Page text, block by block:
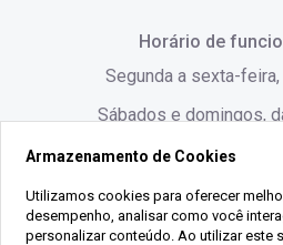
Rua Lauro Linhares, 1080 -
SC
(48) 3220-1045
Horário de
Segunda a sexta-
Sábados e domingos,
Armazenamento de Cookies
Utilizamos cookies para oferecer
desempenho, analisar como você
personalizar conteúdo. Ao utilizar este